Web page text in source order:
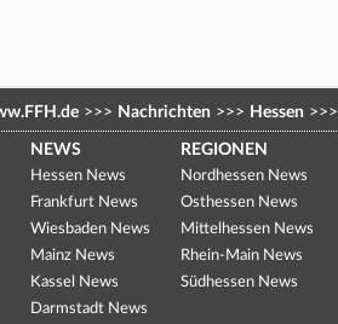
>>> Nachrichten >>> Hessen >>>
NEWS
Hessen News
Frankfurt News
Wiesbaden News
Mainz News
Kassel News
Darmstadt News
REGIONEN
Nordhessen News
Osthessen News
Mittelhessen News
Rhein-Main News
Südhessen News